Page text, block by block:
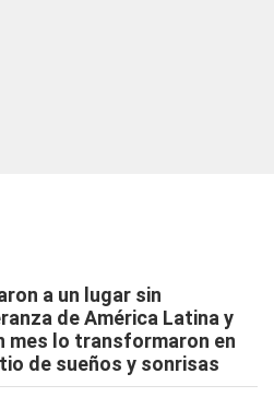
a un lugar sin
de América Latina y
mes lo transformaron en
de sueños y sonrisas